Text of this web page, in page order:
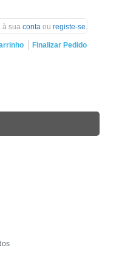
à sua conta ou registe-se.
Finalizar Pedido